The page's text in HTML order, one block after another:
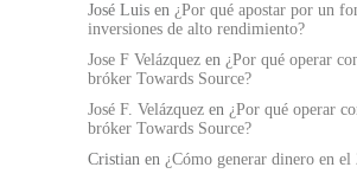
José Luis en ¿Por qué apostar por un
inversiones de alto rendimiento?
Jose F Velázquez en ¿Por qué operar
bróker Towards Source?
José F. Velázquez en ¿Por qué operar
bróker Towards Source?
Cristian en ¿Cómo generar dinero en el